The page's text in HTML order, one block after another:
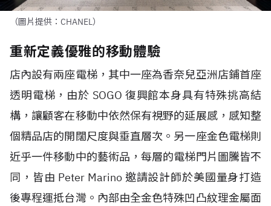
（圖片提供：CHANEL）
重新定義優雅的移動體驗
店內設有兩座電梯，其中一座為香奈兒亞洲店鋪首座
透明電梯，由於 SOGO 復興館本身具有特殊挑高結
構，讓顧客在移動中依然保有視野的延展感，感知整
個精品店的開闊尺度與垂直層次。另一座金色電梯則
近乎一件移動中的藝術品，每層的電梯門片圖騰皆不
同，皆由 Peter Marino 邀請設計師於美國量身打造
後專程運抵台灣。內部由全金色特殊凹凸紋理金屬面